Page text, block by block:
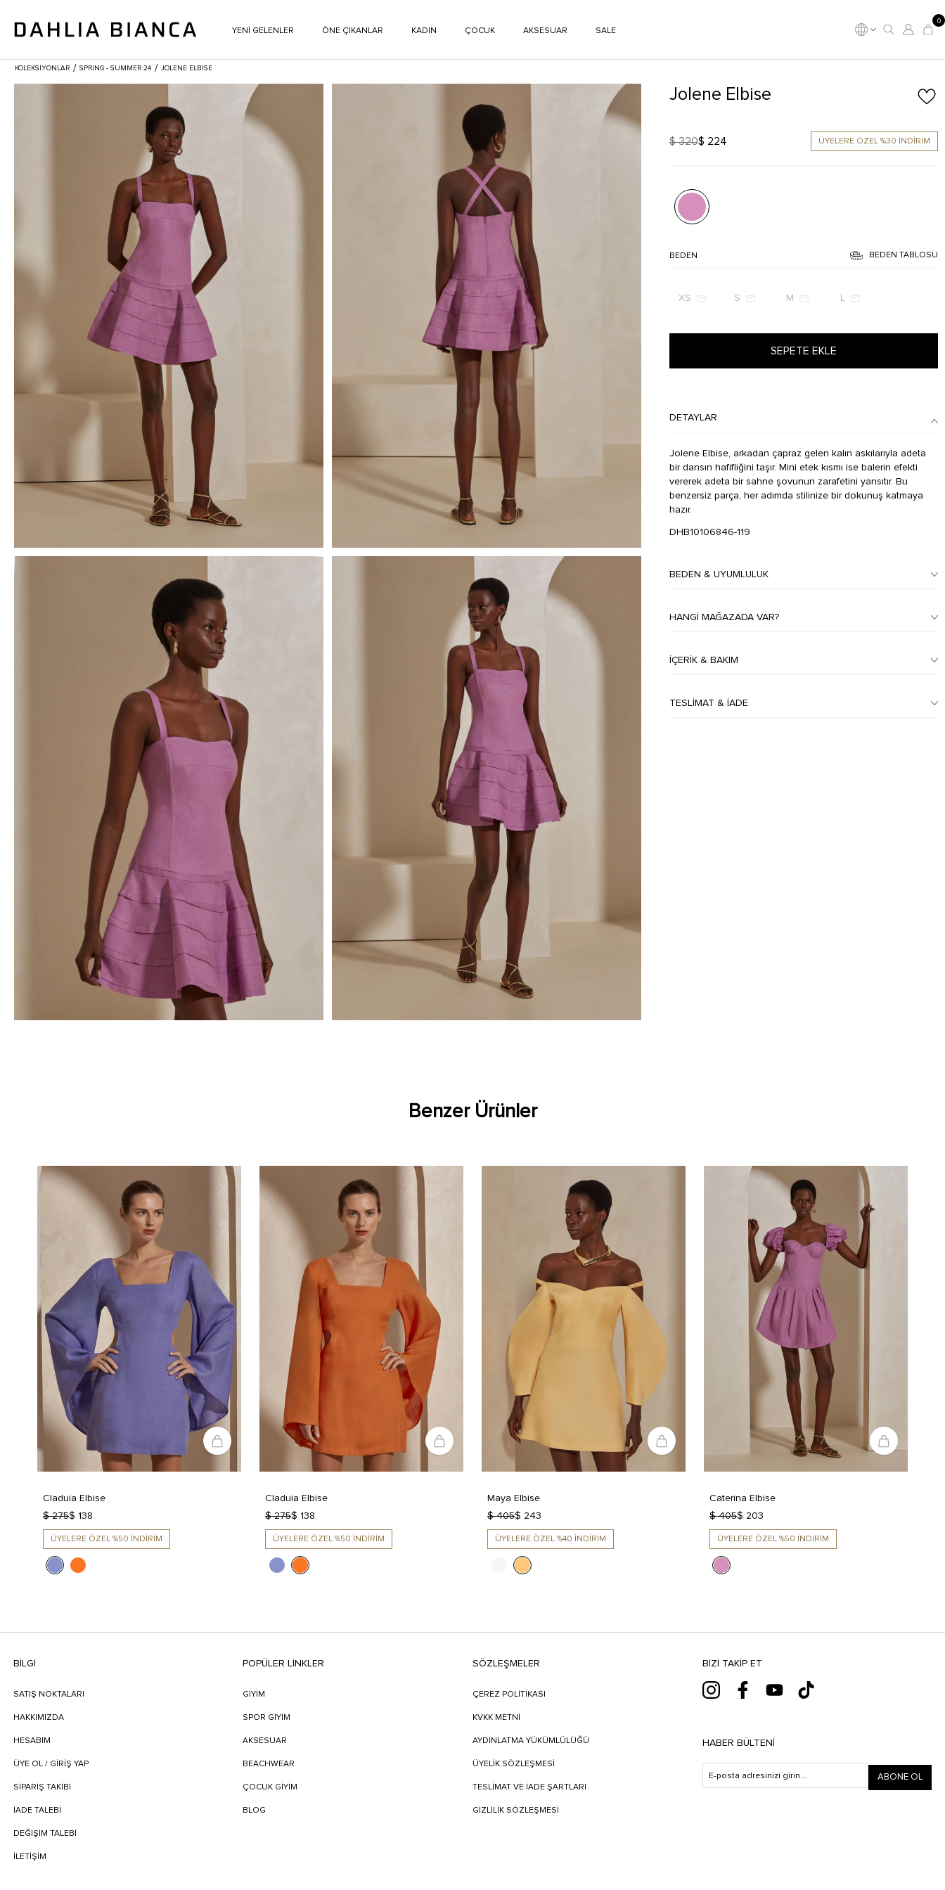
YENİ GELENLER ÖNE ÇIKANLAR KADIN ÇOCUK AKSESUAR SALE
0
KOLEKSİYONLAR / SPRING - SUMMER 24 / JOLENE ELBISE
Jolene Elbise
$ 320$ 224 ÜYELERE ÖZEL %30 İNDİRİM
BEDEN BEDEN TABLOSU
XS S M L
SEPETE EKLE
DETAYLAR
Jolene Elbise, arkadan çapraz gelen kalın askılarıyla adeta
bir dansın hafifliğini taşır. Mini etek kısmı ise balerin efekti
vererek adeta bir sahne şovunun zarafetini yansıtır. Bu
benzersiz parça, her adımda stilinize bir dokunuş katmaya
hazır.
DHB10106846-119
BEDEN & UYUMLULUK
HANGI MAĞAZADA VAR?
İÇERIK & BAKIM
TESLIMAT & İADE
Benzer Ürünler
Claduia Elbise
$ 275$ 138
ÜYELERE ÖZEL %50 İNDİRİM
Claduia Elbise
$ 275$ 138
ÜYELERE ÖZEL %50 İNDİRİM
Maya Elbise
$ 405$ 243
ÜYELERE ÖZEL %40 İNDİRİM
Caterina Elbise
$ 405$ 203
ÜYELERE ÖZEL %50 İNDİRİM
BILGI
SATIŞ NOKTALARI
HAKKIMIZDA
HESABIM
ÜYE OL / GİRİŞ YAP
SIPARIŞ TAKIBI
İADE TALEBI
DEĞIŞIM TALEBI
İLETIŞIM
POPÜLER LİNKLER
GİYİM
SPOR GİYİM
AKSESUAR
BEACHWEAR
ÇOCUK GİYİM
BLOG
SÖZLEŞMELER
ÇEREZ POLİTİKASI
KVKK METNİ
AYDINLATMA YÜKÜMLÜLÜĞÜ
ÜYELIK SÖZLEŞMESI
TESLIMAT VE İADE ŞARTLARI
GİZLİLİK SÖZLEŞMESİ
BIZI TAKIP ET
HABER BÜLTENI
ABONE OL